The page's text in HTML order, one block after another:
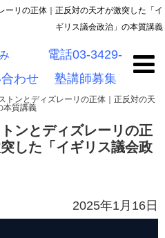
ーリの正体｜正反対の天才が激突した「イ
ギリス議会政治」の本質講義
み
電話03-3429-
わせ 塾講師募集
トンとディズレーリの正体｜正反対の天
本質講義
ンとディズレーリの正
した「イギリス議会政
2025年1月16日